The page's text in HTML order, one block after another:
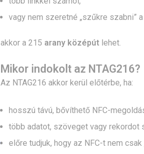
vagy nem szeretné „szűkre szabni”
akkor a 215 arany középútlehet.
Mikor indokolt az NTAG216?
Az NTAG216 akkor kerül előtérbe, ha:
hosszú távú, bővíthető NFC-
több adatot, szöveget vagy rekordot
előre tudjuk, hogy az NFC-t nem